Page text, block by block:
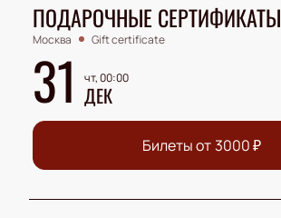
ПОДАРОЧНЫЕ СЕРТИФИКАТЫ
Москва Gift certificate
31 чт, 00:00
ДЕК
Билеты от 3000₽